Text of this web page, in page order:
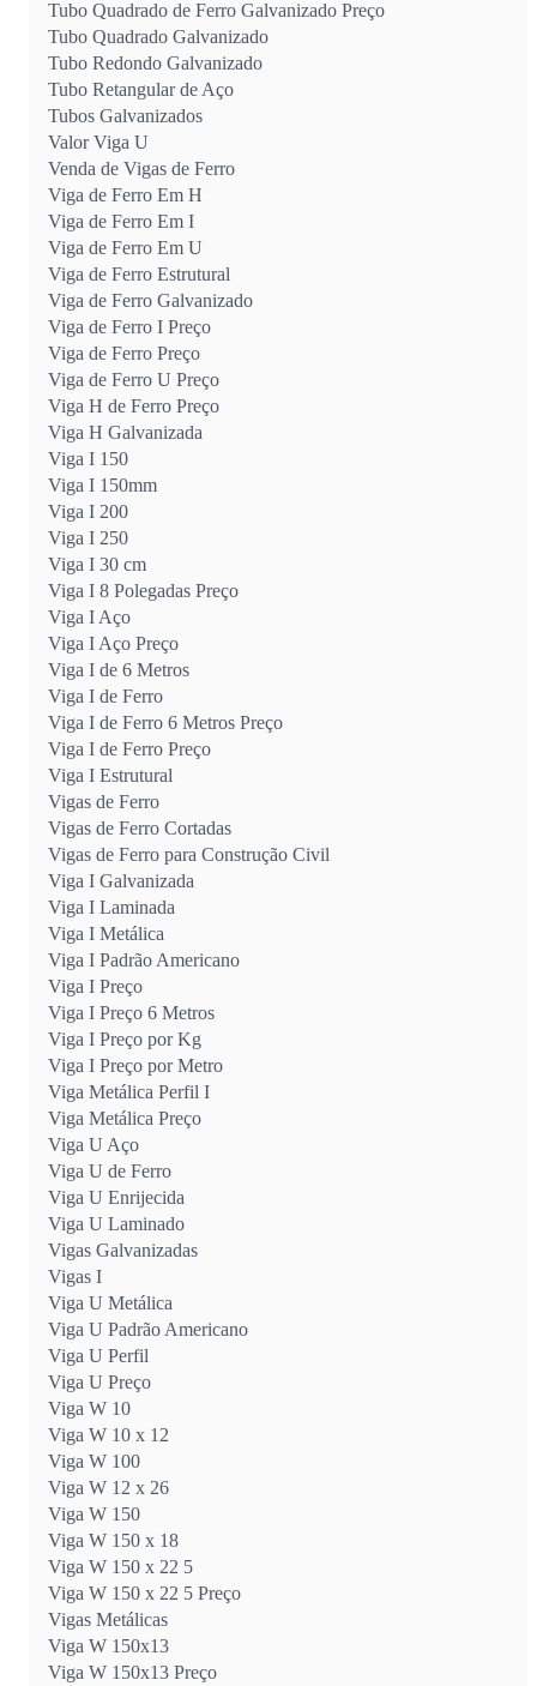
Tubo Quadrado de Ferro Galvanizado Preço
Tubo Quadrado Galvanizado
Tubo Redondo Galvanizado
Tubo Retangular de Aço
Tubos Galvanizados
Valor Viga U
Venda de Vigas de Ferro
Viga de Ferro Em H
Viga de Ferro Em I
Viga de Ferro Em U
Viga de Ferro Estrutural
Viga de Ferro Galvanizado
Viga de Ferro I Preço
Viga de Ferro Preço
Viga de Ferro U Preço
Viga H de Ferro Preço
Viga H Galvanizada
Viga I 150
Viga I 150mm
Viga I 200
Viga I 250
Viga I 30 cm
Viga I 8 Polegadas Preço
Viga I Aço
Viga I Aço Preço
Viga I de 6 Metros
Viga I de Ferro
Viga I de Ferro 6 Metros Preço
Viga I de Ferro Preço
Viga I Estrutural
Vigas de Ferro
Vigas de Ferro Cortadas
Vigas de Ferro para Construção Civil
Viga I Galvanizada
Viga I Laminada
Viga I Metálica
Viga I Padrão Americano
Viga I Preço
Viga I Preço 6 Metros
Viga I Preço por Kg
Viga I Preço por Metro
Viga Metálica Perfil I
Viga Metálica Preço
Viga U Aço
Viga U de Ferro
Viga U Enrijecida
Viga U Laminado
Vigas Galvanizadas
Vigas I
Viga U Metálica
Viga U Padrão Americano
Viga U Perfil
Viga U Preço
Viga W 10
Viga W 10 x 12
Viga W 100
Viga W 12 x 26
Viga W 150
Viga W 150 x 18
Viga W 150 x 22 5
Viga W 150 x 22 5 Preço
Vigas Metálicas
Viga W 150x13
Viga W 150x13 Preço